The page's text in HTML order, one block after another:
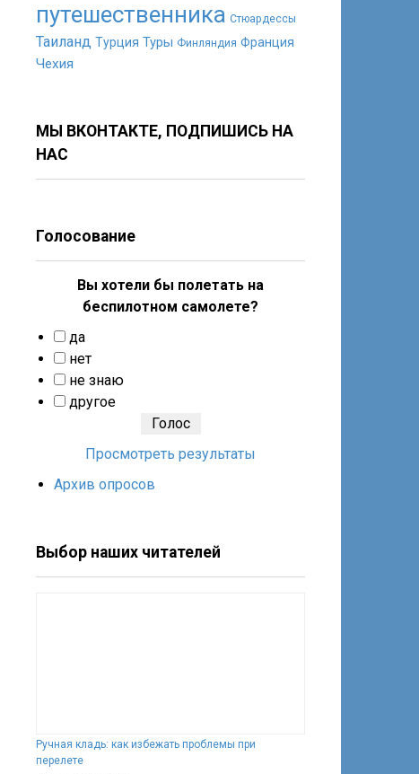
путешественника Стюардессы
Таиланд Турция Туры Финляндия Франция
Чехия
МЫ ВКОНТАКТЕ, ПОДПИШИСЬ НА
НАС
Голосование
Вы хотели бы полетать на
беспилотном самолете?
да
нет
не знаю
другое
Просмотреть результаты
Архив опросов
Выбор наших читателей
Ручная кладь: как избежать проблемы при
перелете